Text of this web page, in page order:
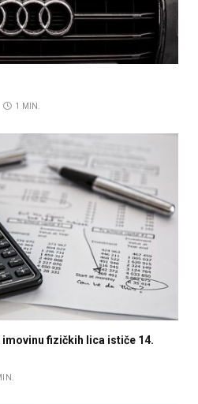
1 MIN.
imovinu fizičkih lica ističe 14.